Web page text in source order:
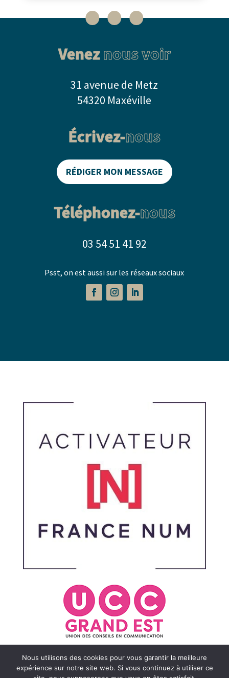
Veneznous voir
31 avenue de Metz
54320 Maxéville
Écrivez-nous
RÉDIGER MON MESSAGE
Téléphonez-nous
03 54 51 41 92
Psst, on est aussi sur les réseaux sociaux
Nous utilisons des cookies pour vous garantir la meilleure
expérience sur notre site web. Si vous continuez à utiliser ce